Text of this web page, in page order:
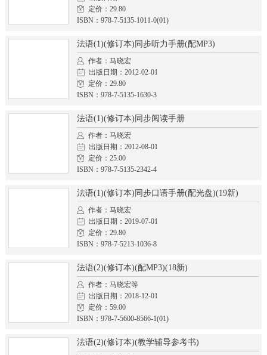
定价：29.80
ISBN：978-7-5135-1011-0(01)
法语(1)(修订本)同步听力手册(配MP3)
作者：马晓宏
出版日期：2012-02-01
定价：29.80
ISBN：978-7-5135-1630-3
法语(1)(修订本)同步阅读手册
作者：马晓宏
出版日期：2012-08-01
定价：25.00
ISBN：978-7-5135-2342-4
法语(1)(修订本)同步口语手册(配光盘)(19新)
作者：马晓宏
出版日期：2019-07-01
定价：29.80
ISBN：978-7-5213-1036-8
法语(2)(修订本)(配MP3)(18新)
作者：马晓宏等
出版日期：2018-12-01
定价：59.00
ISBN：978-7-5600-8566-1(01)
法语(2)(修订本)(教学辅导参考书)